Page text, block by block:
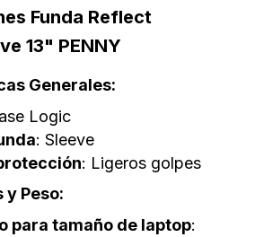
Funda Reflect
13" PENNY
Generales:
Logic
: Sleeve
: Ligeros golpes
y Peso:
para tamaño de laptop: